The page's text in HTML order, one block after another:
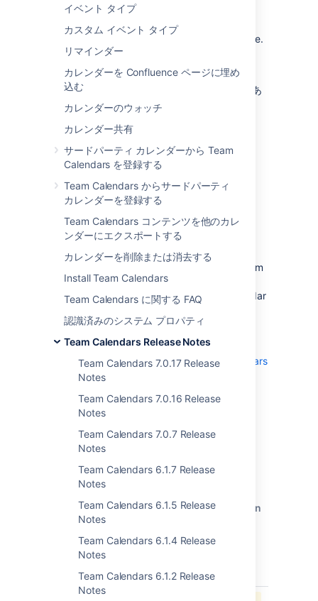
イベント タイプ
カスタム イベント タイプ
リマインダー
カレンダーを Confluence ページに埋め
込む
カレンダーのウォッチ
カレンダー共有
サードパーティ カレンダーから Team
Calendars を登録する
Team Calendars からサードパーティ
カレンダーを登録する
Team Calendars コンテンツを他のカレ
ンダーにエクスポートする
カレンダーを削除または消去する
Install Team Calendars
Team Calendars に関する FAQ
認識済みのシステム プロパティ
Team Calendars Release Notes
Team Calendars 7.0.17 Release
Notes
Team Calendars 7.0.16 Release
Notes
Team Calendars 7.0.7 Release
Notes
Team Calendars 6.1.7 Release
Notes
Team Calendars 6.1.5 Release
Notes
Team Calendars 6.1.4 Release
Notes
Team Calendars 6.1.2 Release
Notes
The Atlassian Team Calendars team is
pleased to announce the release of
Calendars 2.1.2
, which is a bug-fix release.
修正の完全な一覧は、このページの下部にあ
ります。
Don't have Team Calendars 2.1 yet?
Take a look at the new features and other
highlights in the
Team Calendars 2.1 Release Notes
Release Notices
Upgrading from a previous version of Team
Calendars is straightforward. We
recommend that you back up your calendar
Team Calendars entry of the plugins
administration screens. SeeTeam Calendars
on plugins.atlassian.com
Updates and Fixes in this
Release
type
鍵
ー)
要
優
度
ス
ー
ス
resolution